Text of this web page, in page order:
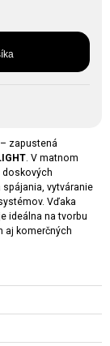
– zapustená
. V matnom
doskových
vytváranie
Vďaka
ideálna na tvorbu
aj komerčných